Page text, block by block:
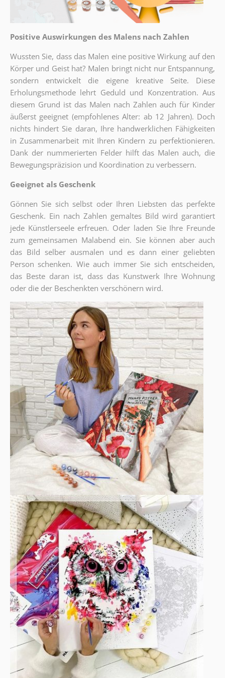
Positive Auswirkungen des Malens nach Zahlen
Wussten Sie, dass das Malen eine positive Wirkung auf den
Körper und Geist hat? Malen bringt nicht nur Entspannung,
sondern entwickelt die eigene kreative Seite. Diese
Erholungsmethode lehrt Geduld und Konzentration. Aus
diesem Grund ist das Malen nach Zahlen auch für Kinder
äußerst geeignet (empfohlenes Alter: ab 12 Jahren). Doch
nichts hindert Sie daran, Ihre handwerklichen Fähigkeiten
in Zusammenarbeit mit Ihren Kindern zu perfektionieren.
Dank der nummerierten Felder hilft das Malen auch, die
Bewegungspräzision und Koordination zu verbessern.
Geeignet als Geschenk
Gönnen Sie sich selbst oder Ihren Liebsten das perfekte
Geschenk. Ein nach Zahlen gemaltes Bild wird garantiert
jede Künstlerseele erfreuen. Oder laden Sie Ihre Freunde
zum gemeinsamen Malabend ein. Sie können aber auch
das Bild selber ausmalen und es dann einer geliebten
Person schenken. Wie auch immer Sie sich entscheiden,
das Beste daran ist, dass das Kunstwerk Ihre Wohnung
oder die der Beschenkten verschönern wird.